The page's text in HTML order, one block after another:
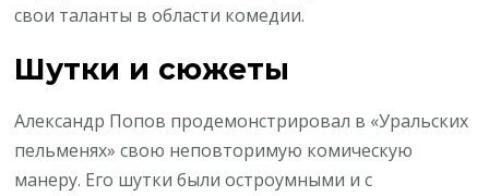
свои таланты в области комедии.
Шутки и сюжеты
Александр Попов продемонстрировал в «Уральских
пельменях» свою неповторимую комическую
манеру. Его шутки были остроумными и с